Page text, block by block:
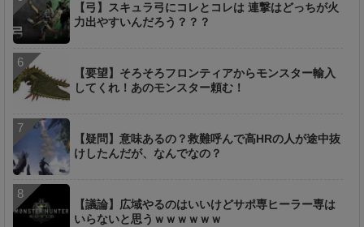
【弓】スキュラ弓にコレとコレは 連撃はどっちが火
力出やすいんだろう？？？
【要望】そろそろフロンティアからモンスター輸入
してくれ！あのモンスター頼む！
【疑問】意味あるの？救難呼んで高HRの人が途中抜
けしたんだが、なんでなの？
【議論】広域やるのはいいけどサポ専ヒーラー専は
いらないと思うｗｗｗｗｗｗ